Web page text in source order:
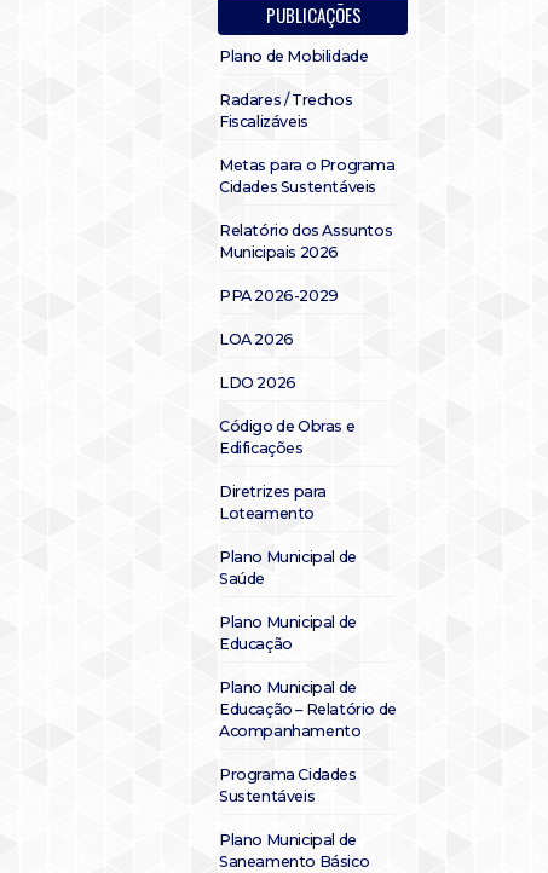
PUBLICAÇÕES
Plano de Mobilidade
Radares / Trechos
Fiscalizáveis
Metas para o Programa
Cidades Sustentáveis
Relatório dos Assuntos
Municipais 2026
PPA 2026-2029
LOA 2026
LDO 2026
Código de Obras e
Edificações
Diretrizes para
Loteamento
Plano Municipal de
Saúde
Plano Municipal de
Educação
Plano Municipal de
Educação – Relatório de
Acompanhamento
Programa Cidades
Sustentáveis
Plano Municipal de
Saneamento Básico